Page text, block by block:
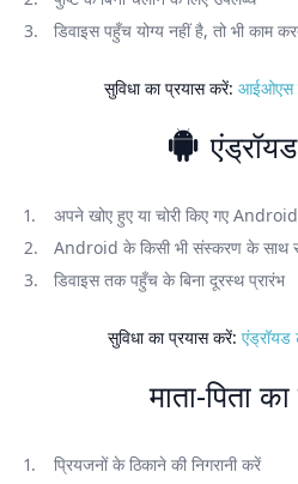
डिवाइस पहुँच योग्य नहीं है, तो भी काम
सुविधा का प्रयास करें:आईओएस
अपने खोए हुए या चोरी किए गए Android
Android के किसी भी संस्करण के साथ
डिवाइस तक पहुँच के बिना दूरस्थ प्रारंभ
सुविधा का प्रयास करें: एंड्रॉयड
माता-पिता
प्रियजनों के ठिकाने की निगरानी करें